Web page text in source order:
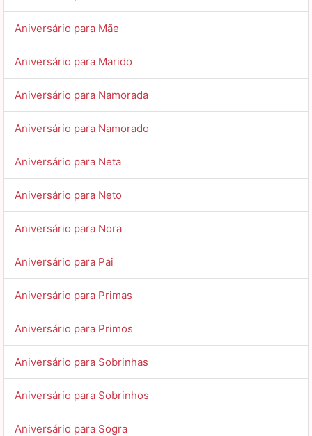
Aniversário para Mãe
Aniversário para Marido
Aniversário para Namorada
Aniversário para Namorado
Aniversário para Neta
Aniversário para Neto
Aniversário para Nora
Aniversário para Pai
Aniversário para Primas
Aniversário para Primos
Aniversário para Sobrinhas
Aniversário para Sobrinhos
Aniversário para Sogra